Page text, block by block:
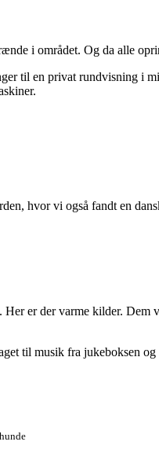
i området. Og da alle
til en privat rundvisning i
hvor vi også fandt en
er der varme kilder.
til musik fra jukeboksen